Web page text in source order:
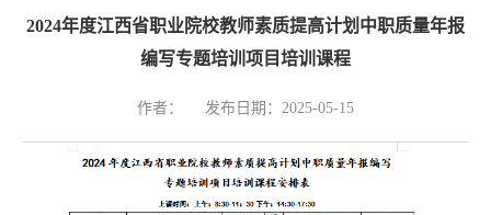
2024年度江西省职业院校教师素质提高计划中职质量年报
编写专题培训项目培训课程
作者： 发布日期：2025-05-15